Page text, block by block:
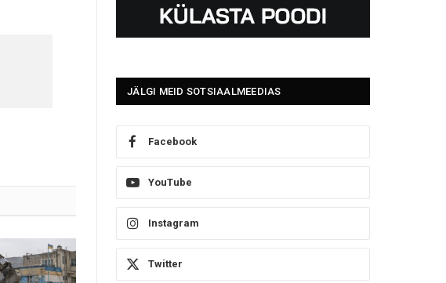
JÄLGI MEID SOTSIAALMEEDIAS
Facebook
YouTube
Instagram
Twitter